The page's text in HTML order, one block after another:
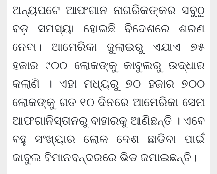
ଅନ୍ୟପଟେ ଆଫଗାନ ନାଗରିକଙ୍କର ସବୁଠୁ
ବଡ଼ ସମସ୍ୟା ହୋଇଛି ବିଦେଶରେ ଶରଣ
ନେବା। ଆମେରିକା ଜୁଲାଇରୁ ଏଯାଏ ୭୫
ହଜାର ୯୦୦ ଲୋକଙ୍କୁ କାବୁଲରୁ ଉଦ୍ଧାର
କଲାଣି । ଏହା ମଧ୍ୟରୁ ୭୦ ହଜାର ୭୦୦
ଲୋକଙ୍କୁ ଗତ ୧୦ ଦିନରେ ଆମେରିକା ସେନା
ଆଫଗାନିସ୍ତାନରୁ ବାହାରକୁ ଆଣିଛନ୍ତି । ଏବେ
ବହୁ ସଂଖ୍ୟାର ଲୋକ ଦେଶ ଛାଡିବା ପାଇଁ
କାବୁଲ ବିମାନବନ୍ଦରରେ ଭିଡ ଜମାଇଛନ୍ତି।